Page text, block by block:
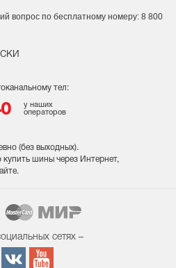
тел:
у наших
операторов
(без выходных).
купить шины через Интернет,
вопрос по бесплатному номеру: 8 800
сетях –